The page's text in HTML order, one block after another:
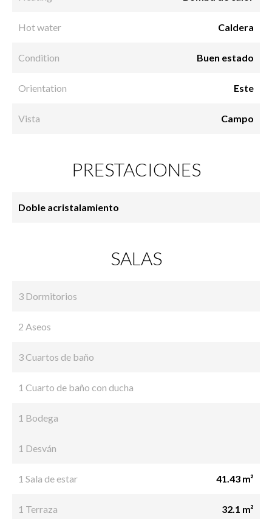
Hot water Caldera
Condition Buen estado
Orientation Este
Vista Campo
PRESTACIONES
Doble acristalamiento
SALAS
3 Dormitorios
2 Aseos
3 Cuartos de baño
1 Cuarto de baño con ducha
1 Bodega
1 Desván
1 Sala de estar 41.43 m²
1 Terraza 32.1 m²